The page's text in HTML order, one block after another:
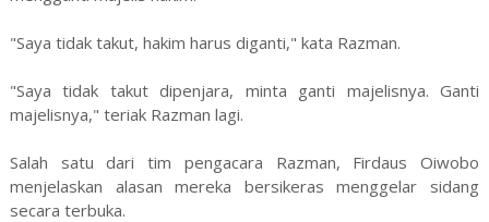
"Saya tidak takut, hakim harus diganti," kata Razman.
"Saya tidak takut dipenjara, minta ganti majelisnya. Ganti
majelisnya," teriak Razman lagi.
Salah satu dari tim pengacara Razman, Firdaus Oiwobo
menjelaskan alasan mereka bersikeras menggelar sidang
secara terbuka.